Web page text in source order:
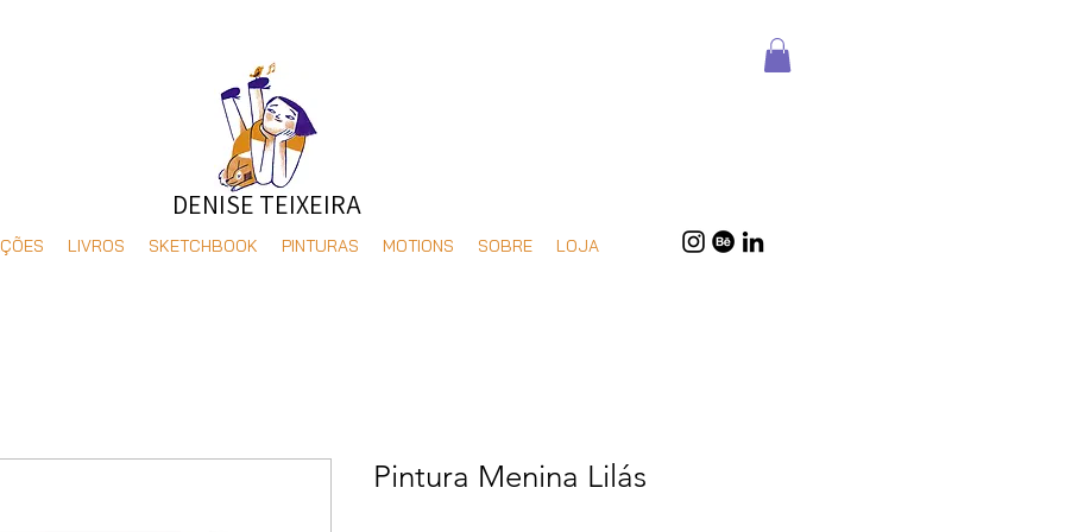
DENISE TEIXEIRA
LIVROS SKETCHBOOK PINTURAS MOTIONS SOBRE LOJA
Pintura Menina Lilás